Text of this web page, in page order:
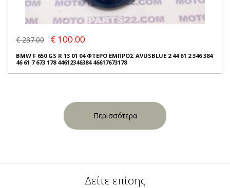
€ 287.00 € 100.00
BMW F 650 GS R 13 01 04 ΦΤΕΡΟ ΕΜΠΡΟΣ AVUSBLUE 2 44 61 2 346 384
46 61 7 673 178 44612346384 46617673178
Περισσότερα
Δείτε επίσης